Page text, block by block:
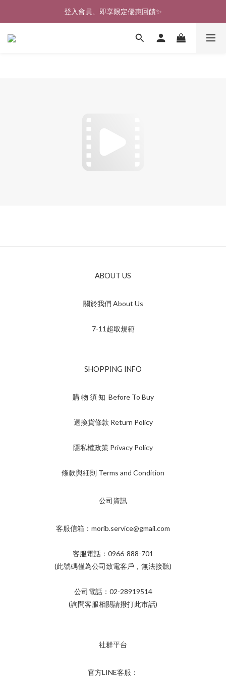
🎉新北淡水實體門市🤗歡迎蒞臨試穿🎉
登入會員、即享限定優惠回饋✨
🎉新北淡水實體門市🤗歡迎蒞臨試穿🎉
ABOUT US
關於我們 About Us
7-11超取規範
SHOPPING INFO
購 物 須 知 Before To Buy
退換貨條款 Return Policy
隱私權政策 Privacy Policy
條款與細則 Terms and Condition
公司資訊
客服信箱：morib.service@gmail.com
客服電話：0966-888-701
(此號碼僅為公司致電客戶，無法接聽)
公司電話：02-28919514
(詢問客服相關請撥打此市話)
社群平台
官方LINE客服：